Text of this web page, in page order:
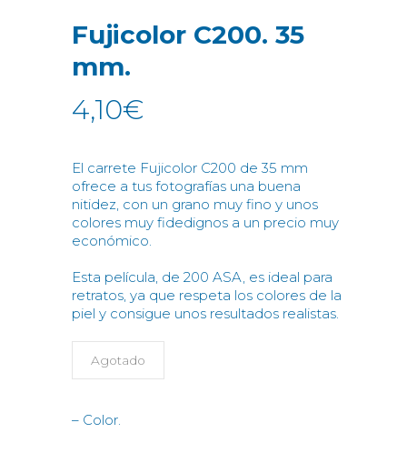
Fujicolor C200. 35
mm.
4,10€
El carrete Fujicolor C200 de 35 mm
ofrece a tus fotografías una buena
nitidez, con un grano muy fino y unos
colores muy fidedignos a un precio muy
económico.
Esta película, de 200 ASA, es ideal para
retratos, ya que respeta los colores de la
piel y consigue unos resultados realistas.
Agotado
– Color.